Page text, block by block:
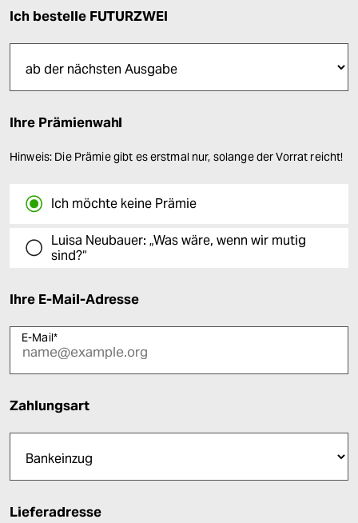
Ich bestelle FUTURZWEI
Ihre Prämienwahl
Hinweis: Die Prämie gibt es erstmal nur, solange der Vorrat reicht!
Ich möchte keine Prämie
Luisa Neubauer: „Was wäre, wenn wir mutig
sind?“
Ihre E-Mail-Adresse
E-Mail*
Zahlungsart
Lieferadresse